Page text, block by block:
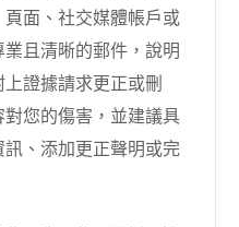
面、社交媒體帳戶或
且清晰的郵件，說明
證據請求更正或刪
您的傷害，並建議具
、添加更正聲明或完